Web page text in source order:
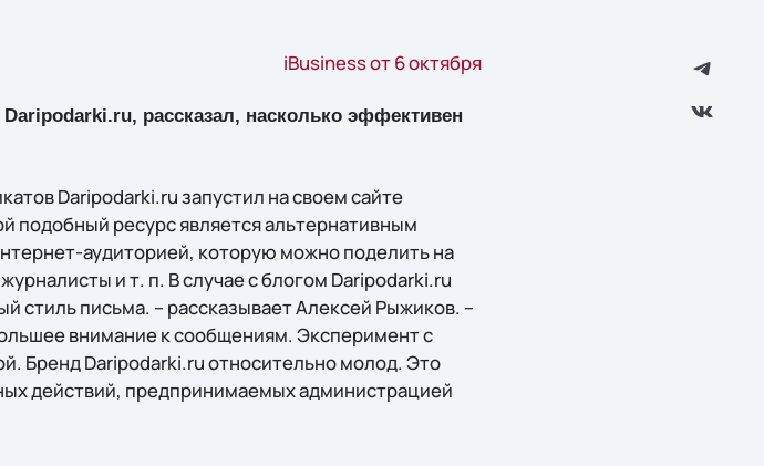
iBusiness от 6 октября
рассказал, насколько эффективен
Daripodarki.ru запустил на своем сайте
подобный ресурс является альтернативным
аудиторией, которую можно поделить на
и т. п. В случае с блогом Daripodarki.ru
стиль письма. – рассказывает Алексей Рыжиков. –
внимание к сообщениям. Эксперимент с
Бренд Daripodarki.ru относительно молод. Это
действий, предпринимаемых администрацией